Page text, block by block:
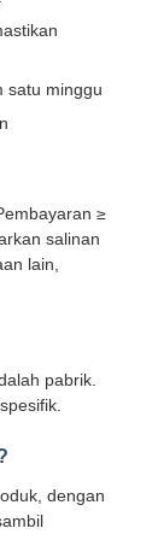
satu minggu
≥
salinan
lain,
pabrik.
dengan